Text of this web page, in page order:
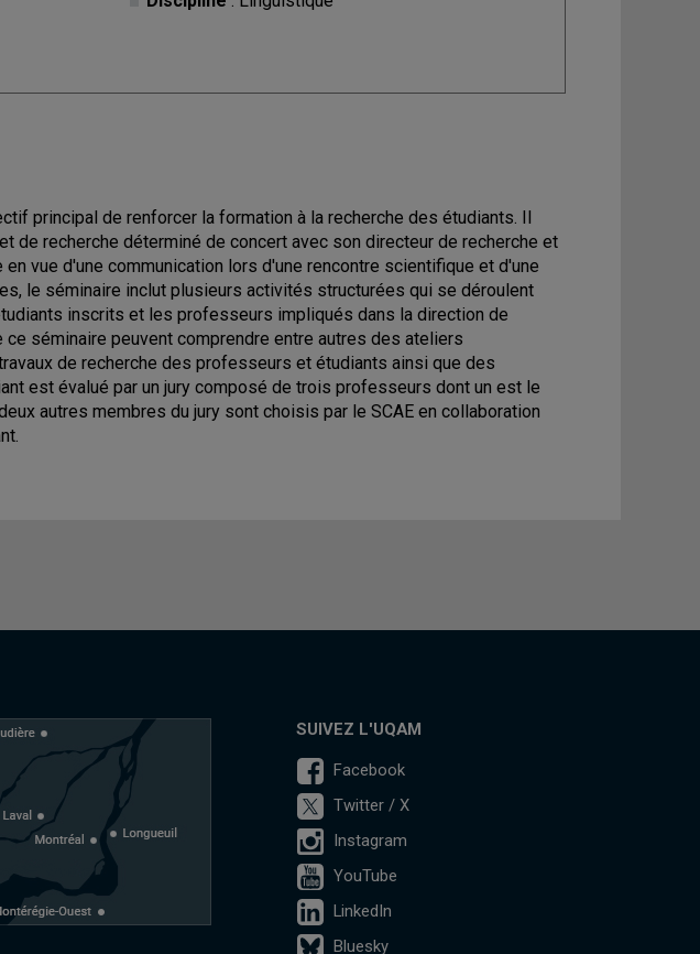
principal de renforcer la formation à la recherche des étudiants. Il
de recherche déterminé de concert avec son directeur de recherche et
vue d'une communication lors d'une rencontre scientifique et d'une
le séminaire inclut plusieurs activités structurées qui se déroulent
inscrits et les professeurs impliqués dans la direction de
séminaire peuvent comprendre entre autres des ateliers
de recherche des professeurs et étudiants ainsi que des
est évalué par un jury composé de trois professeurs dont un est le
autres membres du jury sont choisis par le SCAE en collaboration
SUIVEZ L'UQAM
Facebook
Twitter / X
Instagram
YouTube
LinkedIn
Bluesky